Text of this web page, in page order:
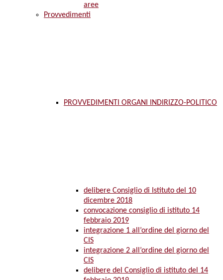
aree
Provvedimenti
PROVVEDIMENTI ORGANI INDIRIZZO-POLITICO
delibere Consiglio di Istituto del 10
dicembre 2018
convocazione consiglio di istituto 14
febbraio 2019
integrazione 1 all’ordine del giorno del
CIS
integrazione 2 all’ordine del giorno del
CIS
delibere del Consiglio di istituto del 14